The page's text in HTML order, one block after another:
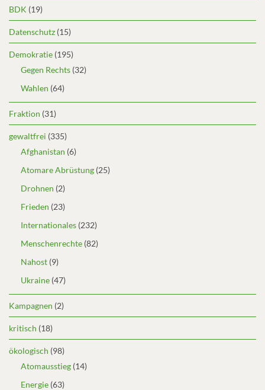
BDK (19)
Datenschutz (15)
Demokratie (195)
Gegen Rechts (32)
Wahlen (64)
Fraktion (31)
gewaltfrei (335)
Afghanistan (6)
Atomare Abrüstung (25)
Drohnen (2)
Frieden (23)
Internationales (232)
Menschenrechte (82)
Nahost (9)
Ukraine (47)
Kampagnen (2)
kritisch (18)
ökologisch (98)
Atomausstieg (14)
Energie (63)